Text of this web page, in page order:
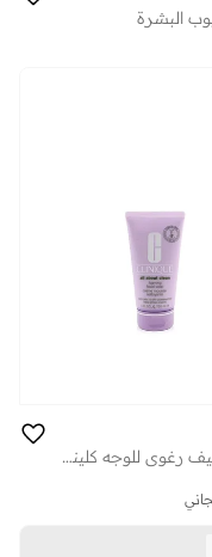
البشرة
جل تنظيف رغوي للوجه كلينيك فومينغ سونيك فاشيال صابون، 150 مل